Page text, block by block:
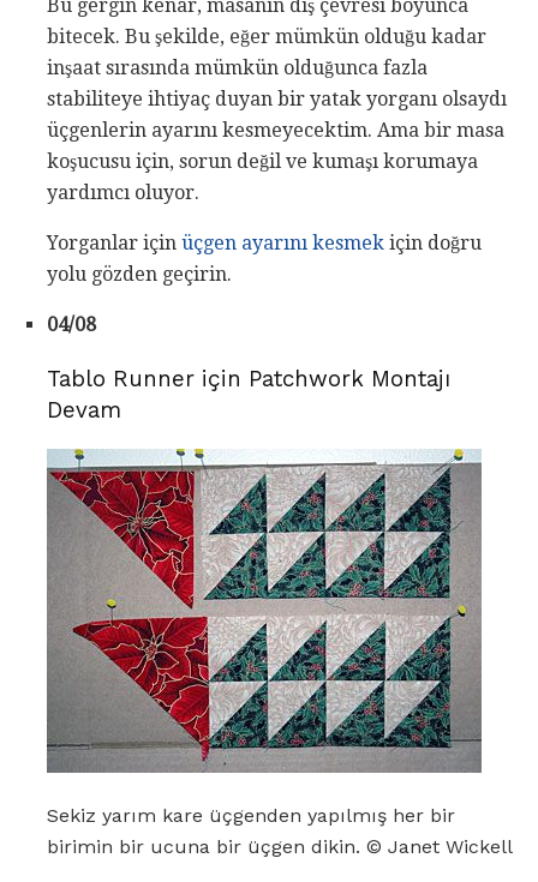
Bu gergin kenar, masanın dış çevresi boyunca
bitecek. Bu şekilde, eğer mümkün olduğu kadar
inşaat sırasında mümkün olduğunca fazla
stabiliteye ihtiyaç duyan bir yatak yorganı olsaydı
üçgenlerin ayarını kesmeyecektim. Ama bir masa
koşucusu için, sorun değil ve kumaşı korumaya
yardımcı oluyor.
Yorganlar için üçgen ayarını kesmek için doğru
yolu gözden geçirin.
04/08
Tablo Runner için Patchwork Montajı
Devam
Sekiz yarım kare üçgenden yapılmış her bir
birimin bir ucuna bir üçgen dikin. © Janet Wickell